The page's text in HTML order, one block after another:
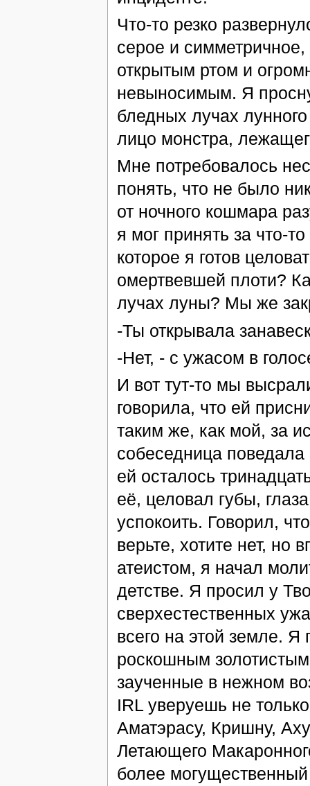
Что-то резко
серое и
открытым ртом и
невыносимым. Я
бледных лучах
лицо монстра,
Мне потребовалось
понять, что не было
от ночного кошмара
я мог принять за что-
которое я готов
омертвевшей плоти?
лучах луны? Мы же
-Ты открывала
-Нет, - с ужасом в
И вот тут-то мы
говорила, что ей
таким же, как мой, за
собеседница
ей осталось
её, целовал губы,
успокоить. Говорил,
верьте, хотите нет, но
атеистом, я начал
детстве. Я просил у
сверхестественных
всего на этой земле.
роскошным
заученные в нежном
IRL уверуешь не
Аматэрасу, Кришну,
Летающего
более могущественный